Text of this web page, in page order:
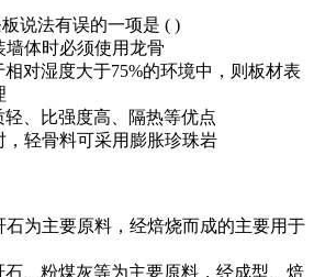
说法有误的一项是 ( )
体时必须使用龙骨
对湿度大于75%的环境中，则板材表
、比强度高、隔热等优点
轻骨料可采用膨胀珍珠岩
为主要原料，经焙烧而成的主要用于
、粉煤灰等为主要原料，经成型、焙